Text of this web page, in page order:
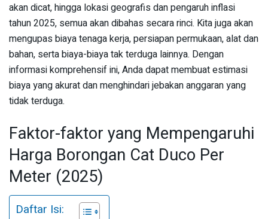
akan dicat, hingga lokasi geografis dan pengaruh inflasi
tahun 2025, semua akan dibahas secara rinci. Kita juga akan
mengupas biaya tenaga kerja, persiapan permukaan, alat dan
bahan, serta biaya-biaya tak terduga lainnya. Dengan
informasi komprehensif ini, Anda dapat membuat estimasi
biaya yang akurat dan menghindari jebakan anggaran yang
tidak terduga.
Faktor-faktor yang Mempengaruhi
Harga Borongan Cat Duco Per
Meter (2025)
Daftar Isi: